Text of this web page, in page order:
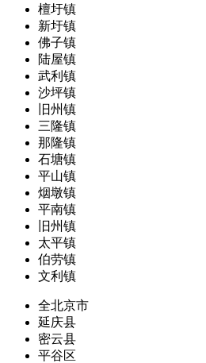
檀圩镇
新圩镇
佛子镇
陆屋镇
武利镇
沙坪镇
旧州镇
三隆镇
那隆镇
石塘镇
平山镇
烟墩镇
平南镇
旧州镇
太平镇
伯劳镇
文利镇
全北京市
延庆县
密云县
平谷区